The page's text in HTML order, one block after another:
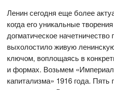
Ленин сегодня еще более
когда его уникальные
догматическое начетничество
выхолостило живую
ключом, воплощаясь в
и формах. Возьмем
капитализма» 1916 года.